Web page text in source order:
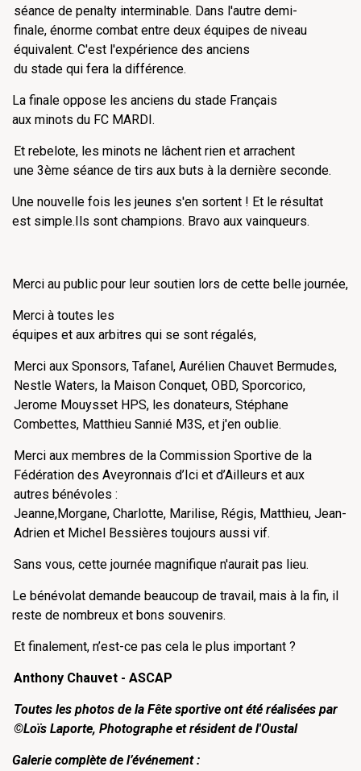
séance de penalty interminable. Dans l'autre demi-
finale, énorme combat entre deux équipes de niveau
équivalent. C'est l'expérience des anciens
du stade qui fera la différence.
La finale oppose les anciens du stade Français
aux minots du FC MARDI.
Et rebelote, les minots ne lâchent rien et arrachent
une 3ème séance de tirs aux buts à la dernière seconde.
Une nouvelle fois les jeunes s'en sortent ! Et le résultat
est simple.Ils sont champions. Bravo aux vainqueurs.
Merci au public pour leur soutien lors de cette belle journée,
Merci à toutes les
équipes et aux arbitres qui se sont régalés,
Merci aux Sponsors, Tafanel, Aurélien Chauvet Bermudes,
Nestle Waters, la Maison Conquet, OBD, Sporcorico,
Jerome Mouysset HPS, les donateurs, Stéphane
Combettes, Matthieu Sannié M3S, et j'en oublie.
Merci aux membres de la Commission Sportive de la
Fédération des Aveyronnais d’Ici et d’Ailleurs et aux
autres bénévoles :
Jeanne,Morgane, Charlotte, Marilise, Régis, Matthieu, Jean-
Adrien et Michel Bessières toujours aussi vif.
Sans vous, cette journée magnifique n'aurait pas lieu.
Le bénévolat demande beaucoup de travail, mais à la fin, il
reste de nombreux et bons souvenirs.
Et finalement, n’est-ce pas cela le plus important ?
Anthony Chauvet - ASCAP
Toutes les photos de la Fête sportive ont été réalisées par
©Loïs Laporte, Photographe et résident de l'Oustal
Galerie complète de l’événement :